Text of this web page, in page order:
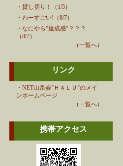
・貸し切り！（1/5）
・ わーすごい!（8/7）
・ なにやら“達成感“？？？
（8/7）
（一覧へ）
リンク
・NET山岳会”ＨＡＬＵ”のメイ
ンホームページ
（一覧へ）
携帯アクセス